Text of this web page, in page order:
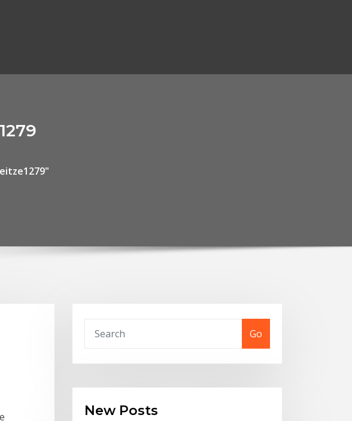
Go
New Posts